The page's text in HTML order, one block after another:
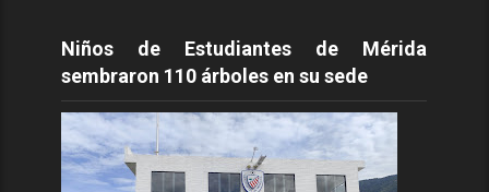
Niños de Estudiantes de Mérida
sembraron 110 árboles en su sede